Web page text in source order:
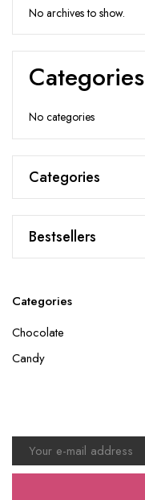
No archives to show.
Categories
No categories
Categories
Bestsellers
Categories
Chocolate
Candy